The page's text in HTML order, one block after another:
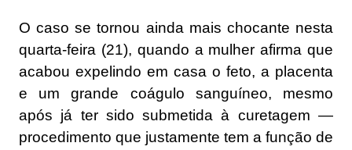
O caso se tornou ainda mais chocante nesta
quarta-feira (21), quando a mulher afirma que
acabou expelindo em casa o feto, a placenta
e um grande coágulo sanguíneo, mesmo
após já ter sido submetida à curetagem —
procedimento que justamente tem a função de